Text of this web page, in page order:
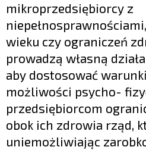
mikroprzedsiębiorcy z
wieku czy ograniczeń
prowadzą własną
aby dostosować
możliwości psycho-
przedsiębiorcom
obok ich zdrowia rząd,
uniemożliwiając